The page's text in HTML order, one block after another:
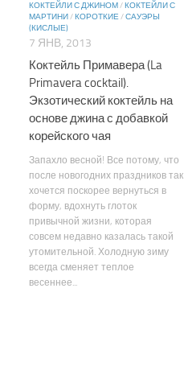
КОКТЕЙЛИ С ДЖИНОМ/КОКТЕЙЛИ С
МАРТИНИ/КОРОТКИЕ/САУЭРЫ
(КИСЛЫЕ)
7 ЯНВ, 2013
Коктейль Примавера (La
Primavera cocktail).
Экзотический коктейль на
основе джина с добавкой
корейского чая
Запахло весной! Все потому, что
после новогодних праздников так
хочется поскорее вернуться в
форму, вдохнуть глоток
привычной жизни, которая
совсем недавно казалась такой
утомительной. Холодную зиму
всегда сменяет теплое
весеннее...